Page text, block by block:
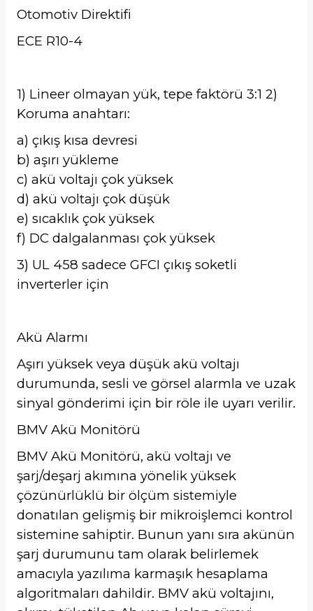
Otomotiv Direktifi
ECE R10-4
1) Lineer olmayan yük, tepe faktörü 3:1 2)
Koruma anahtarı:
a) çıkış kısa devresi
b) aşırı yükleme
c) akü voltajı çok yüksek
d) akü voltajı çok düşük
e) sıcaklık çok yüksek
f) DC dalgalanması çok yüksek
3) UL 458 sadece GFCI çıkış soketli
inverterler için
Akü Alarmı
Aşırı yüksek veya düşük akü voltajı
durumunda, sesli ve görsel alarmla ve uzak
sinyal gönderimi için bir röle ile uyarı verilir.
BMV Akü Monitörü
BMV Akü Monitörü, akü voltajı ve
şarj/deşarj akımına yönelik yüksek
çözünürlüklü bir ölçüm sistemiyle
donatılan gelişmiş bir mikroişlemci kontrol
sistemine sahiptir. Bunun yanı sıra akünün
şarj durumunu tam olarak belirlemek
amacıyla yazılıma karmaşık hesaplama
algoritmaları dahildir. BMV akü voltajını,